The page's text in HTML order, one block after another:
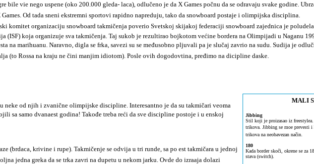
bile vie nego uspene (oko 200.000 gleda- laca), odlučeno je da X Games počnu da se odravaju svake godine.
Od tada sneni ekstremni sportovi rapidno napreduju, tako da snowboard postaje i olimpijska disciplina.
organizaciju snowboard takmičenja poverio Svetskoj skijakoj federaciji snowboard zajednica je poludela!
(ISF) koja organizuje sva takmičenja. Taj sukob je rezultirao bojkotom većine bordera na Olimpijadi u Naganu
na marihuanu. Naravno, digla se frka, savezi su se međusobno pljuvali pa je slučaj zavrio na sudu. Sudija je
(to Rossa na kraju ne čini manjim idiotom). Posle ovih dogodovtina, pređimo na dicipline daske.
MALI
Jibbing
Stil koji je proizasao iz
trikova. Jibbing se moe prevesti
trikova na neobavezan način.
180
Kada border skoči, okrene se za
stava (switch).
neke od njih i zvanične olimpijske discipline. Interesantno je da su takmičari veoma
sa samo dvanaest godina! Takođe treba reći da sve discipline postoje i u enskoj
krivine i rupe). Takmičenje se odvija u tri runde, sa po est takmičara u jednoj
jedna greka da se trka zavri na dupetu u nekom jarku. Ovde do izraaja dolazi